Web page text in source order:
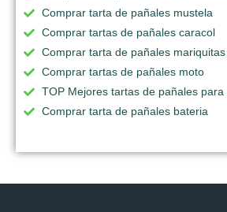
Comprar tarta de pañales mustela
Comprar tartas de pañales caracol
Comprar tarta de pañales mariquitas
Comprar tartas de pañales moto
TOP Mejores tartas de pañales para
Comprar tarta de pañales bateria